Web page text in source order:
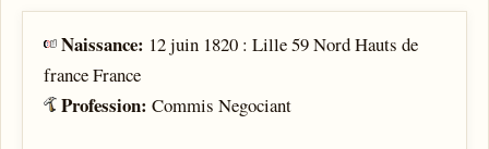
Naissance: 12 juin 1820 : Lille 59 Nord Hauts de
france France
Profession:Commis Negociant